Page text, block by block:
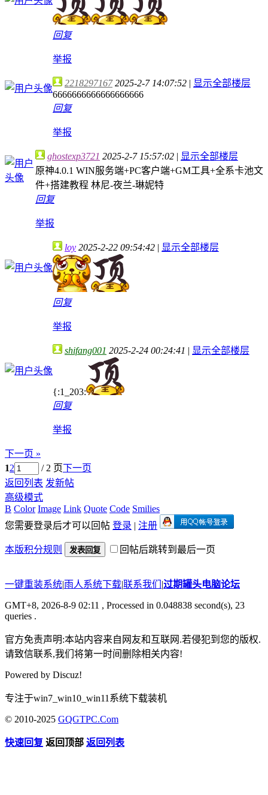
回复
举报
22182971672025-2-7 14:07:52 | 显示全部楼层
6666666666666666666
回复
举报
ghostexp3721 2025-2-7 15:57:02 | 显示全部楼层
原神4.0.1 WIN服务端+PC客户端+GM工具+全系卡池文
件+搭建教程 林尼-夜兰-琳妮特
回复
举报
loy 2025-2-22 09:54:42 | 显示全部楼层
回复
举报
shifang001 2025-2-24 00:24:41 | 显示全部楼层
{:1_203:
回复
举报
下一页 »
12 / 2 页下一页
返回列表 发新帖
高级模式
B Color Image Link Quote Code Smilies
您需要登录后才可以回帖 登录 | 注册
本版积分规则 发表回复 回帖后跳转到最后一页
一键重装系统|雨人系统下载|联系我们 |过期罐头电脑论坛
GMT+8, 2026-8-9 02:11 , Processed in 0.048838 second(s), 23
queries .
官方免责声明:本站内容来自网友和互联网.若侵犯到您的版权.
请致信联系,我们将第一时间删除相关内容!
Powered by Discuz!
专注于win7_win10_win11系统下载装机
© 2010-2025 GQGTPC.Com
快速回复 返回顶部 返回列表